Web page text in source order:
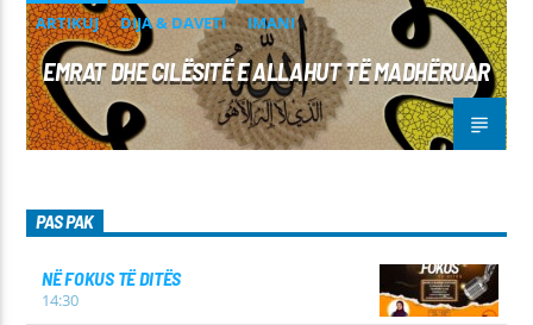
ARTIKUJ DIJA & DAVETI IMANI
EMRAT DHE CILËSITË E ALLAHUT TË MADHËRUAR
PAS PAK
NË FOKUS TË DITËS
14:30